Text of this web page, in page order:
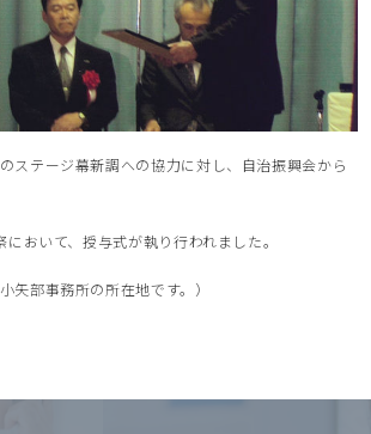
ステージ幕新調への協力に対し、自治振興会から
おいて、授与式が執り行われました。
矢部事務所の所在地です。）